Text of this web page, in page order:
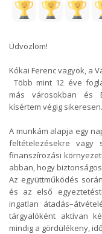
Üdvözlöm!
Kókai Ferenc vagyok, a
Több mint 12 éve
más városokban és
kísértem végig sikeresen.
A munkám alapja egy
feltételezésekre
finanszírozási
abban, hogy
Az együttműködés
és az első
ingatlan
tárgyalóként aktívan
mindig a gördülékeny,